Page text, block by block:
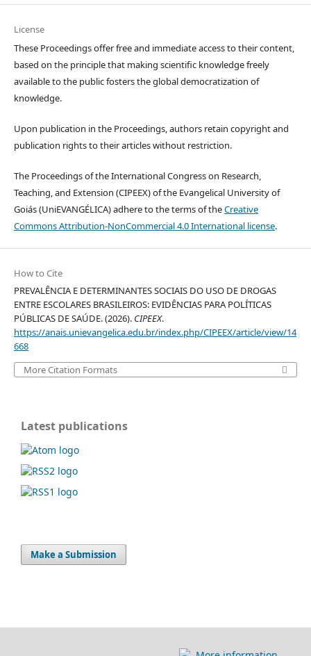
License
These Proceedings offer free and immediate access to their content,
based on the principle that making scientific knowledge freely
available to the public fosters the global democratization of
knowledge.
Upon publication in the Proceedings, authors retain copyright and
publication rights to their articles without restriction.
The Proceedings of the International Congress on Research,
Teaching, and Extension (CIPEEX) of the Evangelical University of
Goiás (UniEVANGÉLICA) adhere to the terms of theCreative
Commons Attribution-NonCommercial 4.0 International license.
How to Cite
PREVALÊNCIA E DETERMINANTES SOCIAIS DO USO DE DROGAS
ENTRE ESCOLARES BRASILEIROS: EVIDÊNCIAS PARA POLÍTICAS
PÚBLICAS DE SAÚDE. (2026). CIPEEX.
https://anais.unievangelica.edu.br/index.php/CIPEEX/article/view/14
668
More Citation Formats
Latest publications
Make a Submission